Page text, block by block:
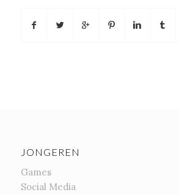
JONGEREN
Games
Social Media